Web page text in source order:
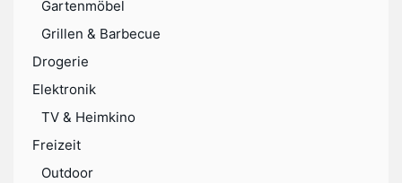
Gartenmöbel
Grillen & Barbecue
Drogerie
Elektronik
TV & Heimkino
Freizeit
Outdoor